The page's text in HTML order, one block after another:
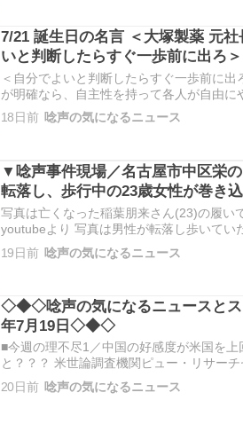
7/21 誕生日の名言 ＜大塚製薬 元
いと判断したらすぐ一歩前に出ろ＞
＜自分でよいと判断したらすぐ一歩前に
が明確なら、自主性を持って各人が自由に
長で大塚ホールディングス初代会長、ボ
塚明彦 ( 1937/7/21 ～ 2014/11/28 ) の言葉
18日前 唸声の気になるニュース
▼唸声事件現場／名古屋市中区栄
転落し、歩行中の23歳女性が巻き
写真は亡くなった稲葉朋来さん(23)の履い
youtubeより 写真は男性が転落し歩いてい
件現場の名古屋市中区栄５丁目のマンシ
件現場のストリートビューB/愛知県名古
19日前 唸声の気になるニュース
◇◆◇唸声の気になるニュースとス
年7月19日◇◆◇
■今週の理不尽1／中国の好感度が米国を
と？？？ 米世論調査機関ピュー・リサー
27か国で中国の好感度が米国を上回った
りました。数字だけを見れば、世界が中国
20日前 唸声の気になるニュース